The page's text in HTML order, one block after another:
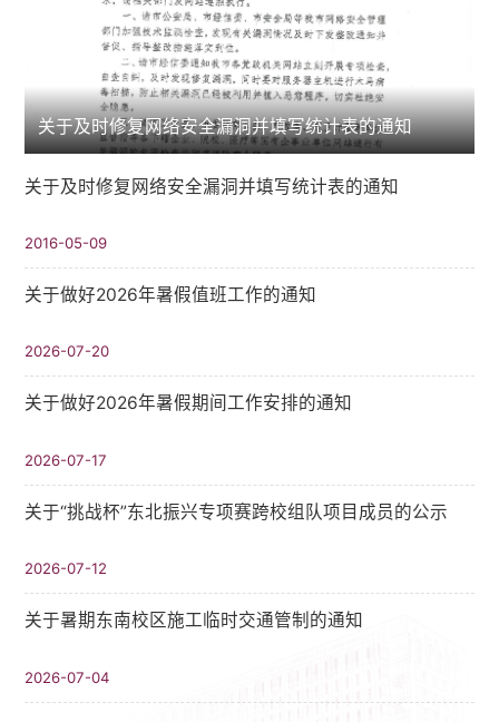
关于及时修复网络安全漏洞并填写统计表的通知
关于及时修复网络安全漏洞并填写统计表的通知
2016-05-09
关于做好2026年暑假值班工作的通知
2026-07-20
关于做好2026年暑假期间工作安排的通知
2026-07-17
关于“挑战杯”东北振兴专项赛跨校组队项目成员的公示
2026-07-12
关于暑期东南校区施工临时交通管制的通知
2026-07-04